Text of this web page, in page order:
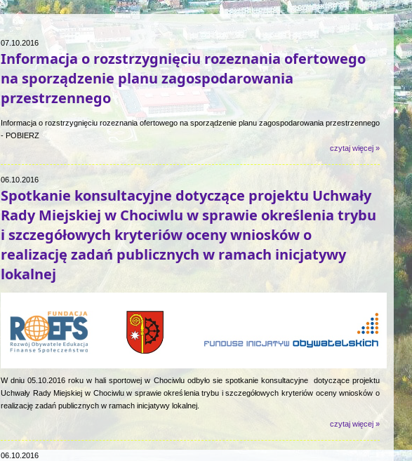
07.10.2016
Informacja o rozstrzygnięciu rozeznania ofertowego
na sporządzenie planu zagospodarowania
przestrzennego
Informacja o rozstrzygnięciu rozeznania ofertowego na sporządzenie planu zagospodarowania przestrzennego
- POBIERZ
czytaj więcej »
06.10.2016
Spotkanie konsultacyjne dotyczące projektu Uchwały
Rady Miejskiej w Chociwlu w sprawie określenia trybu
i szczegółowych kryteriów oceny wniosków o
realizację zadań publicznych w ramach inicjatywy
lokalnej
W dniu 05.10.2016 roku w hali sportowej w Chociwlu odbyło sie spotkanie konsultacyjne dotyczące projektu
Uchwały Rady Miejskiej w Chociwlu w sprawie określenia trybu i szczegółowych kryteriów oceny wniosków o
realizację zadań publicznych w ramach inicjatywy lokalnej.
czytaj więcej »
06.10.2016